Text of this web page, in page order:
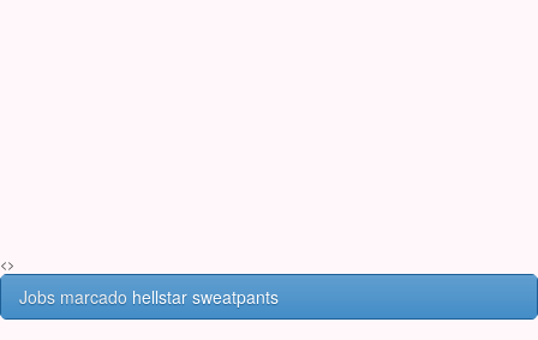
<>
Jobs marcado hellstar sweatpants